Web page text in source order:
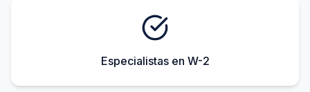
Especialistas en W-2